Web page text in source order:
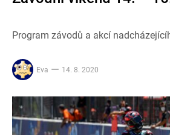
Program závodů a akcí
Eva 14. 8. 2020